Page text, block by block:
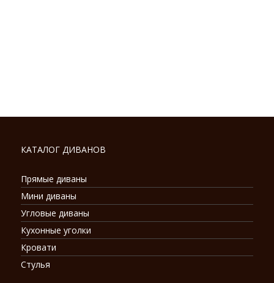
КАТАЛОГ ДИВАНОВ
Прямые диваны
Мини диваны
Угловые диваны
Кухонные уголки
Кровати
Стулья